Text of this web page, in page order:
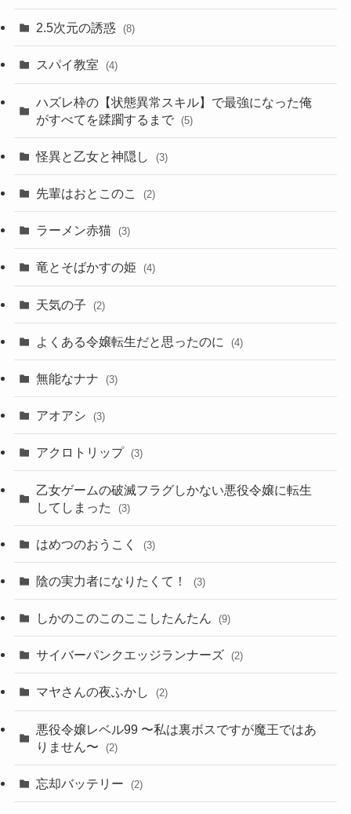
2.5次元の誘惑 (8)
スパイ教室 (4)
ハズレ枠の【状態異常スキル】で最強になった俺
がすべてを蹂躙するまで
(5)
怪異と乙女と神隠し (3)
先輩はおとこのこ (2)
ラーメン赤猫 (3)
竜とそばかすの姫 (4)
天気の子 (2)
よくある令嬢転生だと思ったのに (4)
無能なナナ (3)
アオアシ (3)
アクロトリップ (3)
乙女ゲームの破滅フラグしかない悪役令嬢に転生
してしまった
(3)
はめつのおうこく (3)
陰の実力者になりたくて！ (3)
しかのこのこのここしたんたん (9)
サイバーパンクエッジランナーズ (2)
マヤさんの夜ふかし (2)
悪役令嬢レベル99 〜私は裏ボスですが魔王ではあ
りません〜
(2)
忘却バッテリー (2)